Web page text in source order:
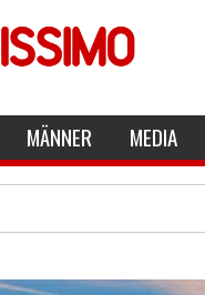
MÄNNER MEDIA